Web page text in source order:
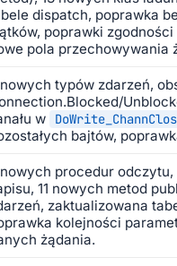
dispatch, poprawka
poprawki
pola przechowywania
typów zdarzeń,
w
bajtów,
procedur
11 nowych metod
zaktualizowana
kolejności
żądania.